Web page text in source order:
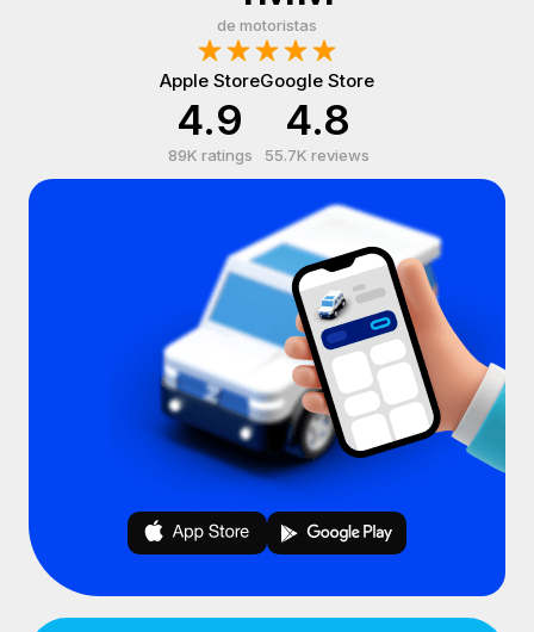
de motoristas
Apple Store
4.9
89K ratings
Google Store
4.8
55.7K reviews